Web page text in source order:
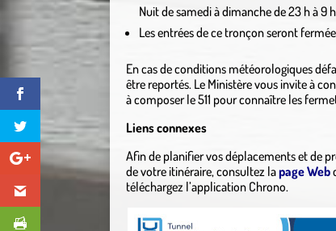
Nuit de samedi à dimanche de 23 h à 9 h
Les entrées de ce tronçon seront
En cas de conditions météorologiques
être reportés. Le Ministère vous invite à
à composer le 511 pour connaître les
Liens connexes
Afin de planifier vos déplacements et de
de votre itinéraire, consultez lapage Web
téléchargez l’application Chrono.